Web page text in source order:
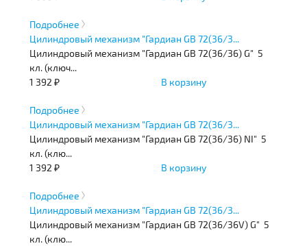
Подробнее
Цилиндровый механизм "Гардиан GB 72(36/3...
Цилиндровый механизм "Гардиан GB 72(36/36) G" 5
кл. (ключ...
1 392 ₽
В корзину
Подробнее
Цилиндровый механизм "Гардиан GB 72(36/3...
Цилиндровый механизм "Гардиан GB 72(36/36) NI" 5
кл. (клю...
1 392 ₽
В корзину
Подробнее
Цилиндровый механизм "Гардиан GB 72(36/3...
Цилиндровый механизм "Гардиан GB 72(36/36V) G" 5
кл. (клю...